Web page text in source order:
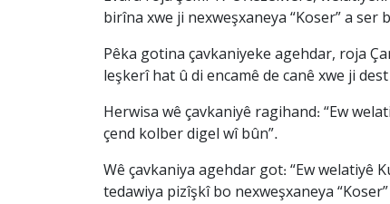
birîna xwe ji nexweşxaneya “Koser” a ser
Pêka gotina çavkaniyeke agehdar, roja
leşkerî hat û di encamê de canê xwe ji
Herwisa wê çavkaniyê ragihand: “Ew
çend kolber digel wî bûn”.
Wê çavkaniya agehdar got: “Ew welatiyê
tedawiya pizîşkî bo nexweşxaneya